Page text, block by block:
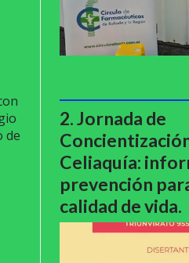
de
Jornada de
Celiaquía:
prevención
calidad de vida.